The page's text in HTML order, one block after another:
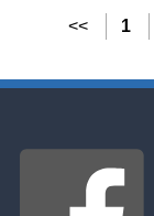
<< 1